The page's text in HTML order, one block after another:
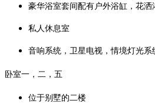
豪华浴室套间配有户外浴缸，花
私人休息室
音响系统，卫星电视，情境灯光系
卧室一，二，五
位于别墅的二楼